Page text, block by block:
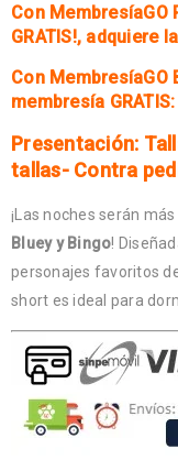
Con MembresíaGO
GRATIS!, adquiere
Con MembresíaGO
membresía GRATIS:
Presentación:
tallas- Contra
¡Las noches serán
Bluey y Bingo!
personajes favoritos
short es ideal para